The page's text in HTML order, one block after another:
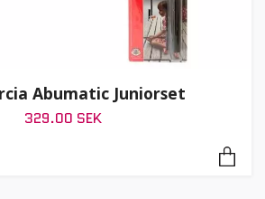
Abumatic Juniorset
329.00 SEK